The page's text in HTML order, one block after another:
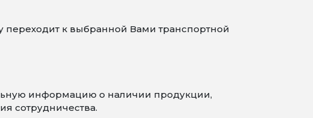
переходит к выбранной Вами транспортной
информацию о наличии продукции,
сотрудничества.